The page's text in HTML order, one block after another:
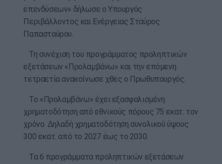
επενδύσεων» δήλωσε ο Υπουργός
Περιβάλλοντος και Ενέργειας Σταύρος
Παπασταύρου.
Τη συνέχιση του προγράμματος προληπτικών
εξετάσεων «Προλαμβάνω» και την επόμενη
τετραετία ανακοίνωσε χθες ο Πρωθυπουργός.
Το «Προλαμβάνω» έχει εξασφαλισμένη
χρηματοδότηση από εθνικούς πόρους 75 εκατ. τον
χρόνο. Δηλαδή χρηματοδότηση συνολικού ύψους
300 εκατ. από το 2027 έως το 2030.
Τα 6 προγράμματα προληπτικών εξετάσεων